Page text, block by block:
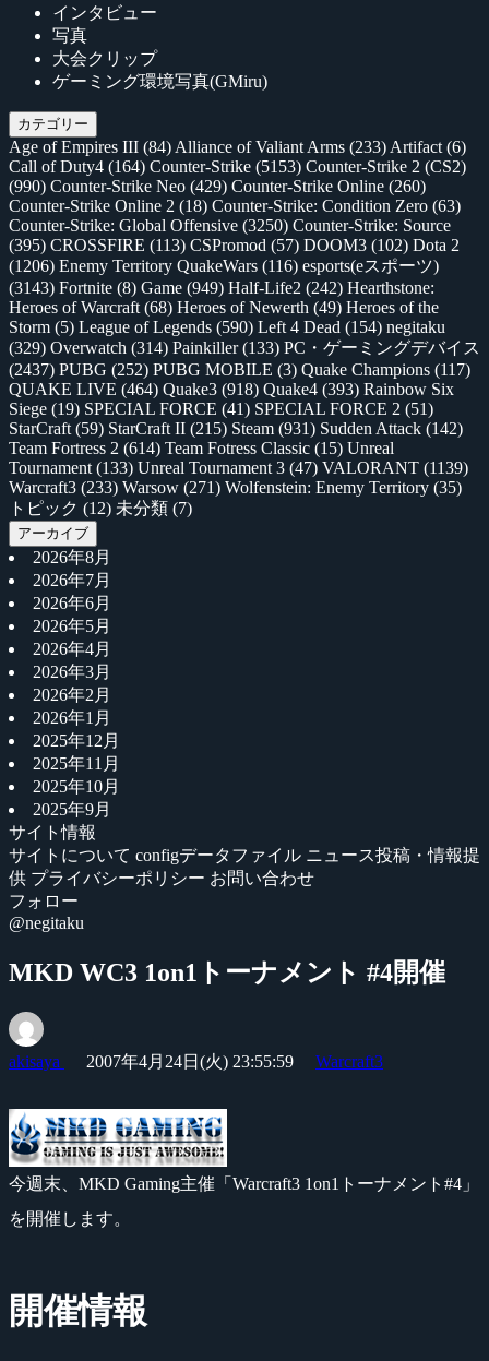
インタビュー
写真
大会クリップ
ゲーミング環境写真(GMiru)
カテゴリー
Age of Empires III (84) Alliance of Valiant Arms (233) Artifact (6)
Call of Duty4 (164) Counter-Strike (5153) Counter-Strike 2 (CS2)
(990) Counter-Strike Neo (429) Counter-Strike Online (260)
Counter-Strike Online 2 (18) Counter-Strike: Condition Zero (63)
Counter-Strike: Global Offensive (3250) Counter-Strike: Source
(395) CROSSFIRE (113) CSPromod (57) DOOM3 (102) Dota 2
(1206) Enemy Territory QuakeWars (116) esports(eスポーツ)
(3143) Fortnite (8) Game (949) Half-Life2 (242) Hearthstone:
Heroes of Warcraft (68) Heroes of Newerth (49) Heroes of the
Storm (5) League of Legends (590) Left 4 Dead (154) negitaku
(329) Overwatch (314) Painkiller(133) PC・ゲーミングデバイス
(2437) PUBG (252) PUBG MOBILE (3) Quake Champions (117)
QUAKE LIVE (464) Quake3 (918) Quake4 (393) Rainbow Six
Siege (19) SPECIAL FORCE (41) SPECIAL FORCE 2 (51)
StarCraft (59) StarCraft II (215) Steam (931) Sudden Attack (142)
Team Fortress 2 (614) Team Fotress Classic (15) Unreal
Tournament (133) Unreal Tournament 3 (47) VALORANT (1139)
Warcraft3 (233) Warsow (271) Wolfenstein: Enemy Territory (35)
トピック (12) 未分類 (7)
アーカイブ
2026年8月
2026年7月
2026年6月
2026年5月
2026年4月
2026年3月
2026年2月
2026年1月
2025年12月
2025年11月
2025年10月
2025年9月
サイト情報
サイトについて configデータファイル ニュース投稿・情報提
供 プライバシーポリシー お問い合わせ
フォロー
@negitaku
MKD WC3 1on1トーナメント #4開催
akisaya 2007年4月24日(火) 23:55:59 Warcraft3
今週末、MKD Gaming主催「Warcraft3 1on1トーナメント#4」
を開催します。
開催情報